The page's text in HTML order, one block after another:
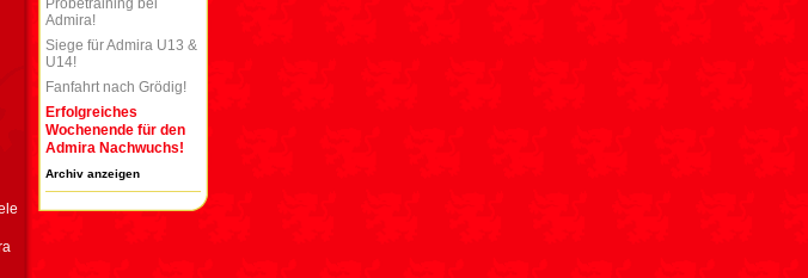
Probetraining bei
Admira!
Siege für Admira U13 &
U14!
Fanfahrt nach Grödig!
Erfolgreiches
Wochenende für den
Admira Nachwuchs!
Archiv anzeigen